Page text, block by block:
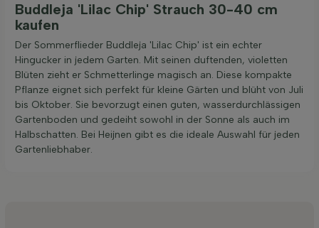
Buddleja 'Lilac Chip' Strauch 30-40 cm
kaufen
Der Sommerflieder Buddleja 'Lilac Chip' ist ein echter
Hingucker in jedem Garten. Mit seinen duftenden, violetten
Blüten zieht er Schmetterlinge magisch an. Diese kompakte
Pflanze eignet sich perfekt für kleine Gärten und blüht von Juli
bis Oktober. Sie bevorzugt einen guten, wasserdurchlässigen
Gartenboden und gedeiht sowohl in der Sonne als auch im
Halbschatten. Bei Heijnen gibt es die ideale Auswahl für jeden
Gartenliebhaber.